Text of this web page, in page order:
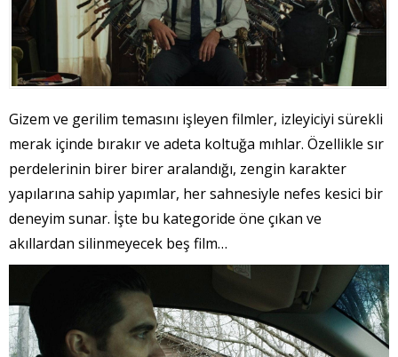
Gizem ve gerilim temasını işleyen filmler, izleyiciyi sürekli
merak içinde bırakır ve adeta koltuğa mıhlar. Özellikle sır
perdelerinin birer birer aralandığı, zengin karakter
yapılarına sahip yapımlar, her sahnesiyle nefes kesici bir
deneyim sunar. İşte bu kategoride öne çıkan ve
akıllardan silinmeyecek beş film…